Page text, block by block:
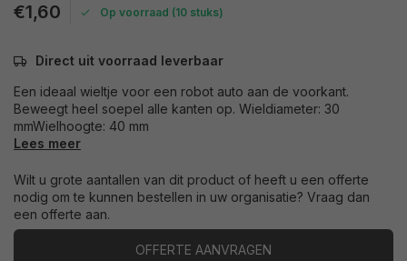
€1,60 Op voorraad (10 stuks)
Direct uit voorraad leverbaar
Een ideaal wieltje voor een robot auto aan de voorkant.
Beweegt heel soepel alle kanten op. Wieldiameter: 30
mmWielhoogte: 40 mm
Lees meer
Wilt u grote aantallen van dit product of heeft u een offerte
nodig om te kunnen bestellen in uw organisatie? Vraag dan
een offerte aan.
OFFERTE AANVRAGEN